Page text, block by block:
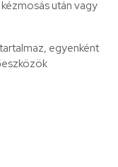
után vagy
egyenként